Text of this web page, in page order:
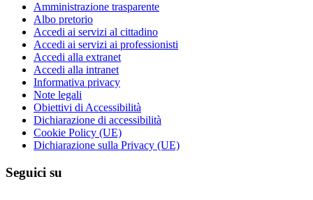
Amministrazione trasparente
Albo pretorio
Accedi ai servizi al cittadino
Accedi ai servizi ai professionisti
Accedi alla extranet
Accedi alla intranet
Informativa privacy
Note legali
Obiettivi di Accessibilità
Dichiarazione di accessibilità
Cookie Policy (UE)
Dichiarazione sulla Privacy (UE)
Seguici su